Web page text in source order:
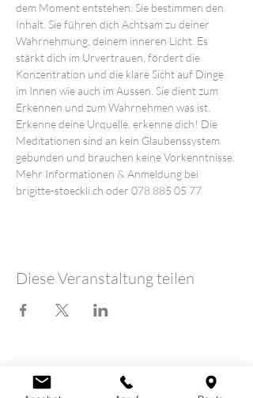
dem Moment entstehen. Sie bestimmen den
Inhalt. Sie führen dich Achtsam zu deiner
Wahrnehmung, deinem inneren Licht. Es
stärkt dich im Urvertrauen, fördert die
Konzentration und die klare Sicht auf Dinge
im Innen wie auch im Aussen. Sie dient zum
Erkennen und zum Wahrnehmen was ist.
Erkenne deine Urquelle, erkenne dich! Die
Meditationen sind an kein Glaubenssystem
gebunden und brauchen keine Vorkenntnisse.
Mehr Informationen & Anmeldung bei
brigitte-stoeckli.ch oder 078 885 05 77
Diese Veranstaltung teilen
LOTUSHERZ - Praxis